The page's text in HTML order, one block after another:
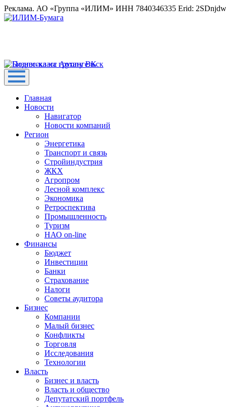
Реклама. АО «Группа «ИЛИМ» ИНН 7840346335 Erid:
Главная
Новости
Навигатор
Новости компаний
Регион
Энергетика
Транспорт и связь
Стройиндустрия
ЖКХ
Агропром
Лесной комплекс
Экономика
Ретроспектива
Промышленность
Туризм
НАО on-line
Финансы
Бюджет
Инвестиции
Банки
Страхование
Налоги
Советы аудитора
Бизнес
Компании
Малый бизнес
Конфликты
Торговля
Исследования
Технологии
Власть
Бизнес и власть
Власть и общество
Депутатский портфель